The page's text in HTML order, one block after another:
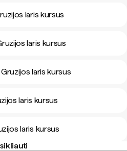
laris kursus
laris kursus
laris kursus
laris kursus
laris kursus